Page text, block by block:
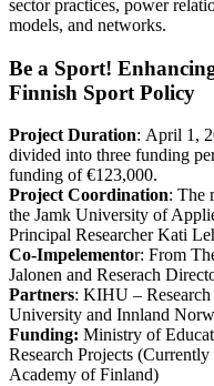
sector practices, power
models, and networks.
Be a Sport!
Finnish Sport Policy
Project Duration: April 1,
divided into three funding
funding of €123,000.
Project Coordination: The
the Jamk University of
Principal Researcher Kati
Co-Impelementor: From
Jalonen and Reserach
Partners: KIHU –
University and Innland
Funding: Ministry of
Research Projects
Academy of Finland)